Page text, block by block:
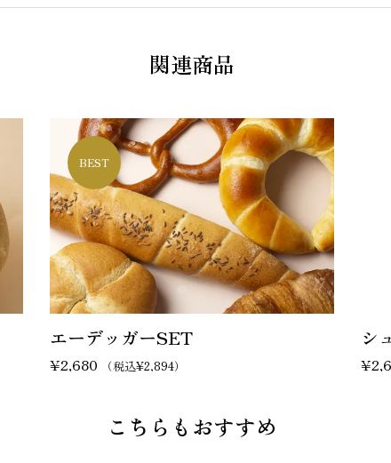
関連商品
BEST
エーデッガーSET
¥2,680 （税込¥2,894）
シ
¥
こちらもおすすめ